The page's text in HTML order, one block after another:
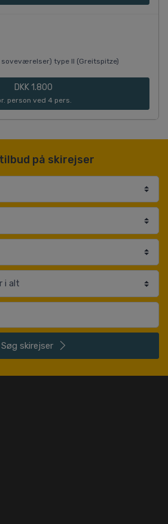
type II (Greitspitze)
DKK 1.800
person ved 4 pers.
på skirejser
Søg skirejser